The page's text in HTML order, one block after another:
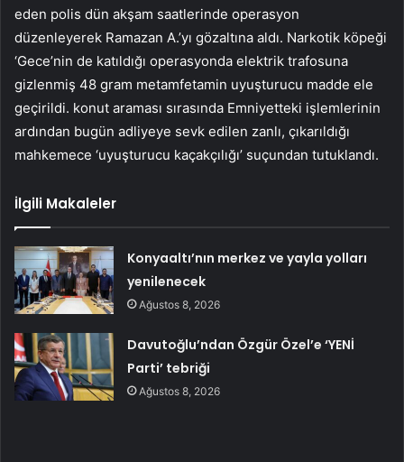
eden polis dün akşam saatlerinde operasyon
düzenleyerek Ramazan A.’yı gözaltına aldı. Narkotik köpeği
‘Gece’nin de katıldığı operasyonda elektrik trafosuna
gizlenmiş 48 gram metamfetamin uyuşturucu madde ele
geçirildi. konut araması sırasında Emniyetteki işlemlerinin
ardından bugün adliyeye sevk edilen zanlı, çıkarıldığı
mahkemece ‘uyuşturucu kaçakçılığı’ suçundan tutuklandı.
İlgili Makaleler
Konyaaltı’nın merkez ve yayla yolları
yenilenecek
Ağustos 8, 2026
Davutoğlu’ndan Özgür Özel’e ‘YENİ
Parti’ tebriği
Ağustos 8, 2026